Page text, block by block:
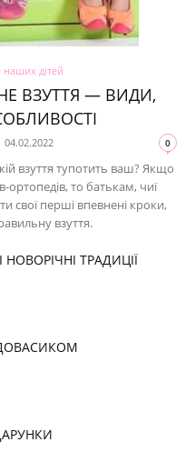
наших дітей
ВЗУТТЯ — ВИДИ,
04.02.2022 0
взуття тупотить ваш? Якщо
ортопедів, то батькам, чиї
свої перші впевнені кроки,
взуття.
ТРАДИЦІЇ